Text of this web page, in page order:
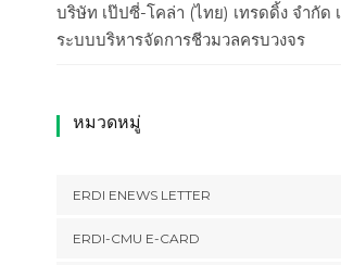
บริษัท เป๊ปซี่-โคล่า (ไทย) เทรดดิ้ง จำกัด
ระบบบริหารจัดการชีวมวลครบวงจร
หมวดหมู่
ERDI ENEWS LETTER
ERDI-CMU E-CARD